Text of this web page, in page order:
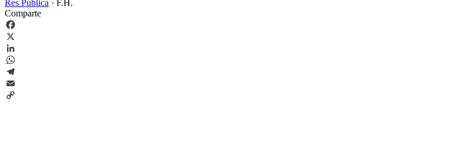
Res Publica · F.H.
Comparte
Facebook
X
LinkedIn
WhatsApp
Telegram
Email